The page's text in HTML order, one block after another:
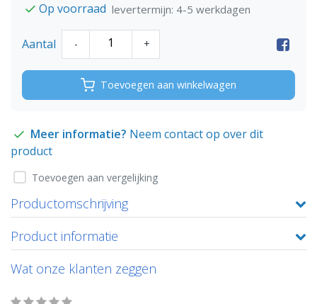
Op voorraad levertermijn: 4-5 werkdagen
Aantal - +
Toevoegen aan winkelwagen
Meer informatie? Neem contact op over dit
product
Toevoegen aan vergelijking
Productomschrijving
Product informatie
Wat onze klanten zeggen